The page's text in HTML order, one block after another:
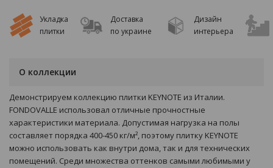
Укладка
плитки
Доставка
по украине
Дизайн
интерьера
О коллекции
Демонстрируем коллекцию плитки KEYNOTE из Италии.
FONDOVALLE использовал отличные прочностные
характеристики материала. Допустимая нагрузка на полы
составляет порядка 400-450 кг/м², поэтому плитку KEYNOTE
можно использовать как внутри дома, так и для технических
помещений. Среди множества оттенков самыми любимыми у